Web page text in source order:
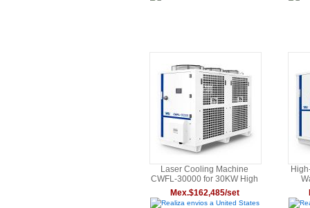
Laser Cooling Machine
CWFL-30000 for 30KW High
Performance Fiber Laser
Mex.$162,485/set
Realiza envios a United States